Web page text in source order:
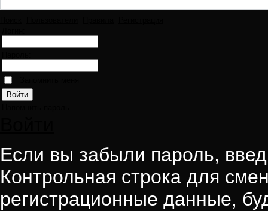
Если вы забыли пароль,
Контрольная строка для
регистрационные данные,